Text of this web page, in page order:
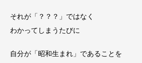
それが「？？？」ではなく
わかってしまうたびに
自分が「昭和生まれ」であることを